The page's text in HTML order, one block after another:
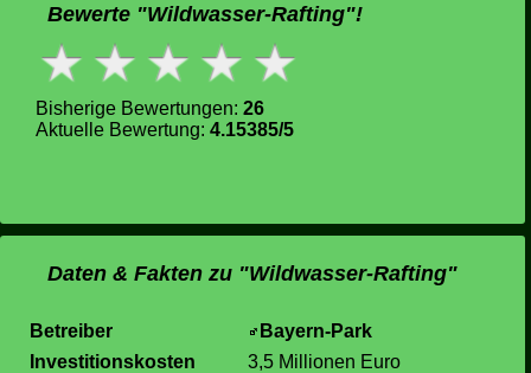
Bewerte "Wildwasser-Rafting"!
Bisherige Bewertungen: 26
Aktuelle Bewertung: 4.15385/5
Daten & Fakten zu "Wildwasser-Rafting"
Betreiber
Bayern-Park
Investitionskosten
3,5 Millionen Euro